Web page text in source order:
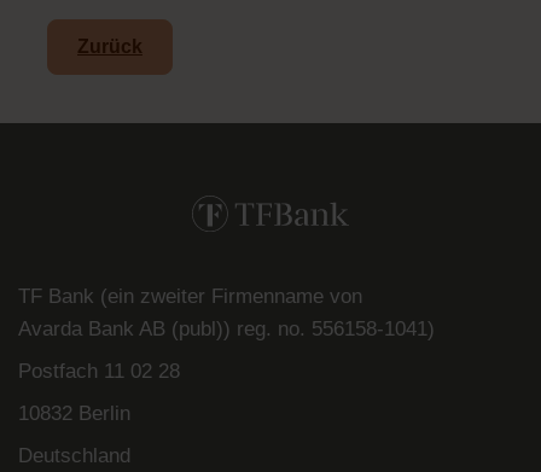
Zurück
TF Bank (ein zweiter Firmenname von
Avarda Bank AB (publ)) reg. no. 556158-1041)
Postfach 11 02 28
10832 Berlin
Deutschland